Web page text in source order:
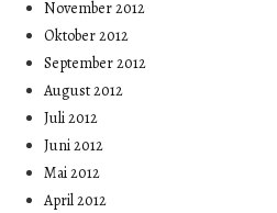
November 2012
Oktober 2012
September 2012
August 2012
Juli 2012
Juni 2012
Mai 2012
April 2012